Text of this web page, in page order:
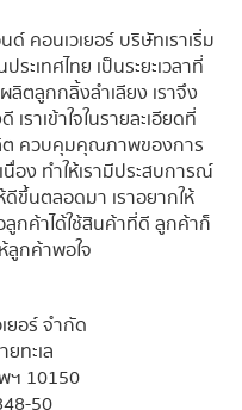
นเวเยอร์ บริษัทเราเริ่ม
ะเทศไทย เป็นระยะเวลาที่
ลิตลูกกลิ้งลำเลียง เราจึง
เราเข้าใจในรายละเอียดที่
ควบคุมคุณภาพของการ
อง ทำให้เรามีประสบการณ์
ขึ้นตลอดมา เราอยากให้
ลูกค้าได้ใช้สินค้าที่ดี ลูกค้าก็
ลูกค้าพอใจ
ยอร์ จำกัด
ทะเล
ฯ 10150